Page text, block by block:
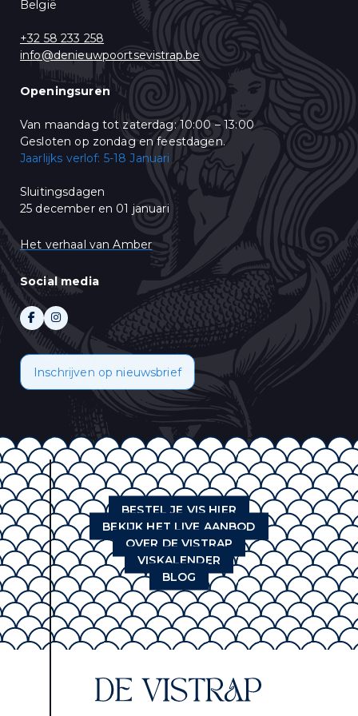
U kunt zich op elk moment afmelden door te klikken op de link in de
bezoek onze website.
Wij gebruiken Mailchimp als ons e-mail marketing-platform. Wanneer
u op "Abonneren" klikt, stemt u in met het delen van uw
België
+32 58 233 258
info@denieuwpoortsevistrap.be
Openingsuren
Van maandag tot zaterdag: 10:00 – 13:00
Gesloten op zondag en feestdagen.
Jaarlijks verlof: 5-18 Januari
Sluitingsdagen
25 december en 01 januari
Het verhaal van Amber
Social media
Inschrijven op nieuwsbrief
BESTEL JE VIS HIER
BEKIJK HET LIVE AANBOD
OVER DE VISTRAP
VISKALENDER
BLOG